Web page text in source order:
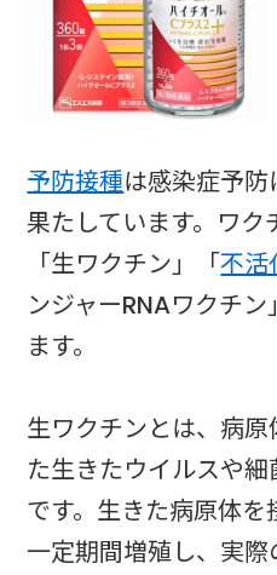
予防接種は感染症予
果たしています。ワク
「生ワクチン」「不活
ンジャーRNAワクチ
ます。
生ワクチンとは、病
た生きたウイルスや
です。生きた病原体
一定期間増殖し、実